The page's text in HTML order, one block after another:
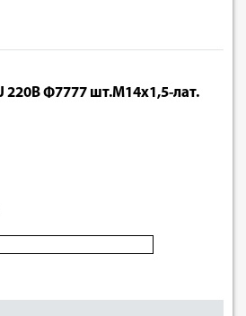
220В Ф7777 шт.М14х1,5-лат.